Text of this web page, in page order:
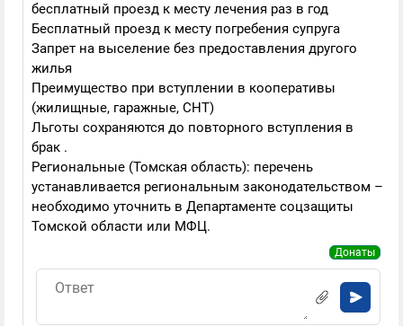
бесплатный проезд к месту лечения раз в год
Бесплатный проезд к месту погребения супруга
Запрет на выселение без предоставления другого
жилья
Преимущество при вступлении в кооперативы
(жилищные, гаражные, СНТ)
Льготы сохраняются до повторного вступления в
брак .
Региональные (Томская область): перечень
устанавливается региональным законодательством –
необходимо уточнить в Департаменте соцзащиты
Томской области или МФЦ.
Донаты